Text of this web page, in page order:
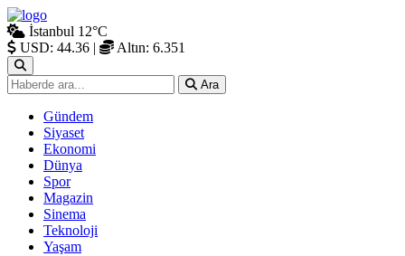
İstanbul 12°C
USD: 44.36 | Altın: 6.351
Ara
Gündem
Siyaset
Ekonomi
Dünya
Spor
Magazin
Sinema
Teknoloji
Yaşam